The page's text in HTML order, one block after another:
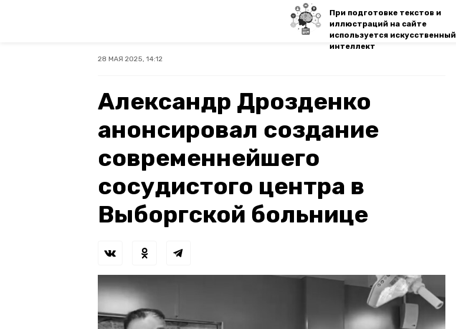
При подготовке текстов и
иллюстраций на сайте
используется искусственный
интеллект
28 МАЯ 2025, 14:12
Александр Дрозденко
анонсировал создание
современнейшего
сосудистого центра в
Выборгской больнице